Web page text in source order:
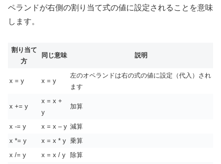
ペランドが右側の割り当て式の値に設定されることを意味
します。
割り当て
方
同じ意味 説明
x = y x = y
左のオペランドは右の式の値に設定（代入）され
ます
x += y
x = x +
y
加算
x -= y x = x – y 減算
x *= y
x = x * y 乗算
x /= y
x = x / y 除算